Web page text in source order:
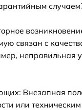
связан с
неправильная
Внезапная
или